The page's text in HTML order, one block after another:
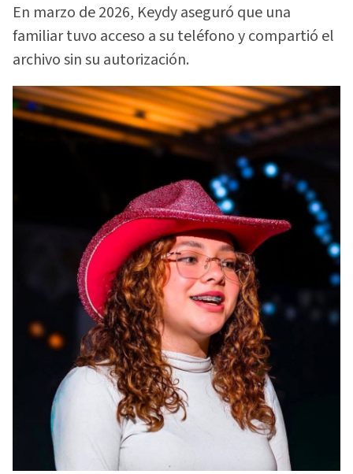
En marzo de 2026, Keydy aseguró que una
familiar tuvo acceso a su teléfono y compartió el
archivo sin su autorización.